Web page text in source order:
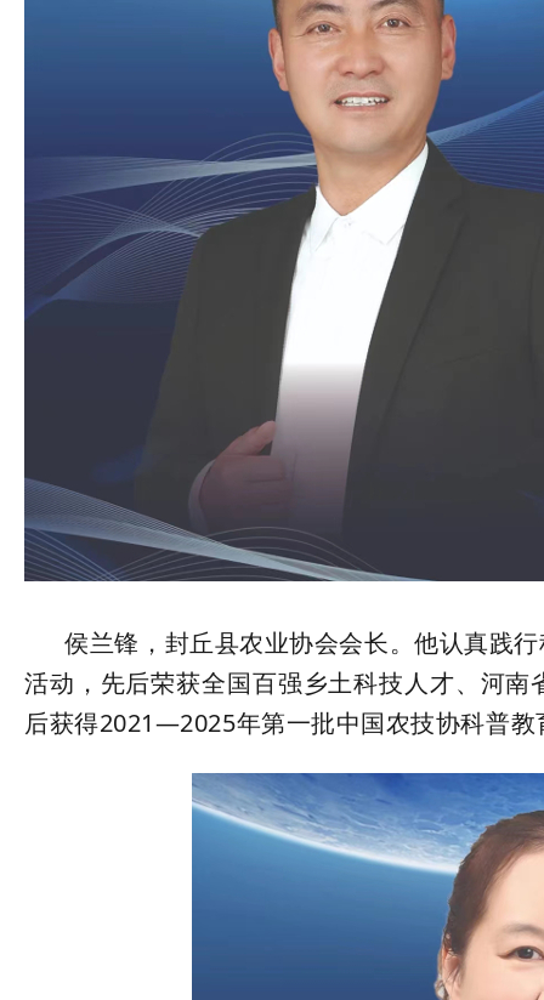
侯兰锋，封丘县农业协会会长。他认真践行
活动，先后荣获全国百强乡土科技人才、河
后获得2021—2025年第一批中国农技协科普